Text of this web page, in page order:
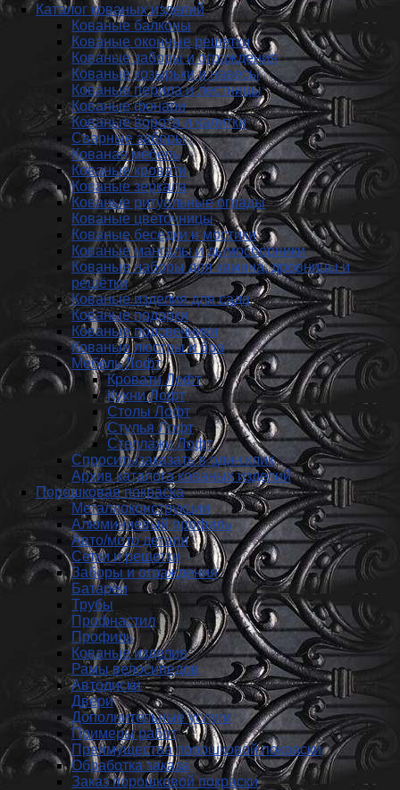
Каталог кованых изделий
Кованые балконы
Кованые оконные решетки
Кованые заборы и ог­ражде­ния
Кованые козырьки и навесы
Кованые перила и лестницы
Кованые фонари
Кованые ворота и калитки
Сварные заборы
Кованая мебель
Кованые кровати
Кованые зеркала
Кованые ритуальные ограды
Кованые цветочницы
Кованые беседки и мостики
Кованые мангалы и дымосборники
Кованые наборы для камина, дровницы и
решётки
Кованые изделия для сада
Кованые подарки
Кованые подсвечники
Кованые люстры и бра
Мебель Лофт
Кровати Лофт
Кухни Лофт
Столы Лофт
Стулья Лофт
Стеллажи Лофт
Спросить/заказать в один клик
Архив каталога кованых изделий
Порошковая покраска
Металлоконструкции
Алюминиевый профиль
Авто/мото детали
Сетки и решетки
Заборы и ограждения
Батареи
Трубы
Профнастил
Профиль
Кованые изделия
Рамы велосипедов
Автодиски
Двери
Дополнительные услуги
Примеры работ
Преимущества порошковой покраски
Обработка заказа
Заказ порошковой покраски